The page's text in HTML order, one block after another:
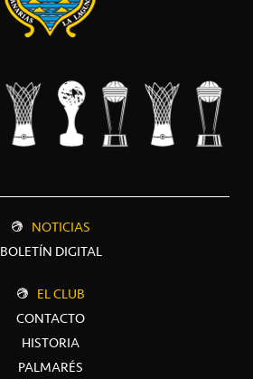
NOTICIAS
BOLETÍN DIGITAL
EL CLUB
CONTACTO
HISTORIA
PALMARÉS